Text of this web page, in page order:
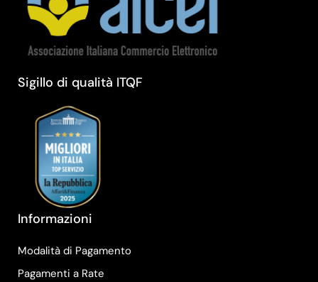
Sigillo di qualità ITQF
Informazioni
Modalità di Pagamento
Pagamenti a Rate